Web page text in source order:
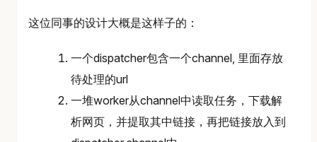
这位同事的设计大概是这样子的：
一个dispatcher包含一个channel, 里面存放
待处理的url
一堆worker从channel中读取任务，下载解
析网页，并提取其中链接，再把链接放入到